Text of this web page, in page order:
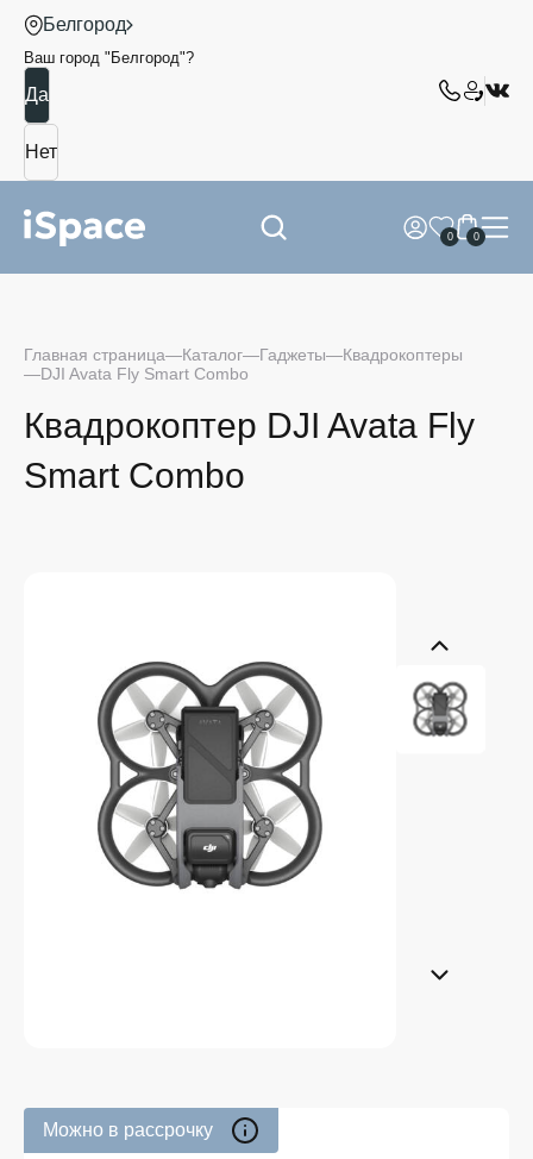
Белгород
Ваш город " Белгород"?
0 0
Главная страница Каталог Гаджеты
Квадрокоптеры
DJI Avata Fly Smart Combo
Квадрокоптер DJI Avata Fly
Smart Combo
Можно в рассрочку